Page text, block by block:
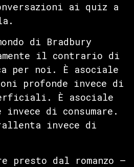
ai quiz a
di Bradbury
il contrario di
per noi. È asociale
profonde invece di
È asociale
di consumare.
invece di
presto dal romanzo —